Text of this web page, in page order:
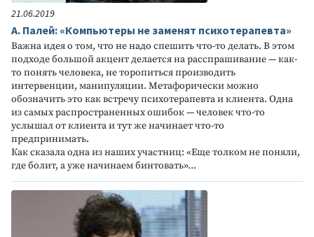
21.06.2019
А. Палей: «Компьютеры не заменят психотерапевта»
Важна идея о том, что не надо спешить что-то делать. В этом
подходе большой акцент делается на расспрашивание — как-
то понять человека, не торопиться производить
интервенции, манипуляции. Метафорически можно
обозначить это как встречу психотерапевта и клиента. Одна
из самых распространенных ошибок — человек что-то
услышал от клиента и тут же начинает что-то
предпринимать.
Как сказала одна из наших участниц: «Еще толком не поняли,
где болит, а уже начинаем бинтовать»...